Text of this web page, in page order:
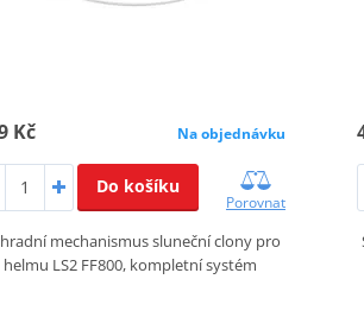
Kč Na objednávku
Do košíku
Porovnat
mechanismus sluneční clony pro
helmu LS2 FF800, kompletní systém